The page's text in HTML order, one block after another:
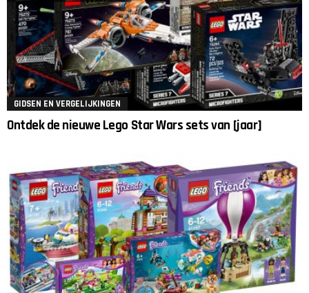
GIDSEN EN VERGELIJKINGEN
Ontdek de nieuwe Lego Star Wars sets van [jaar]